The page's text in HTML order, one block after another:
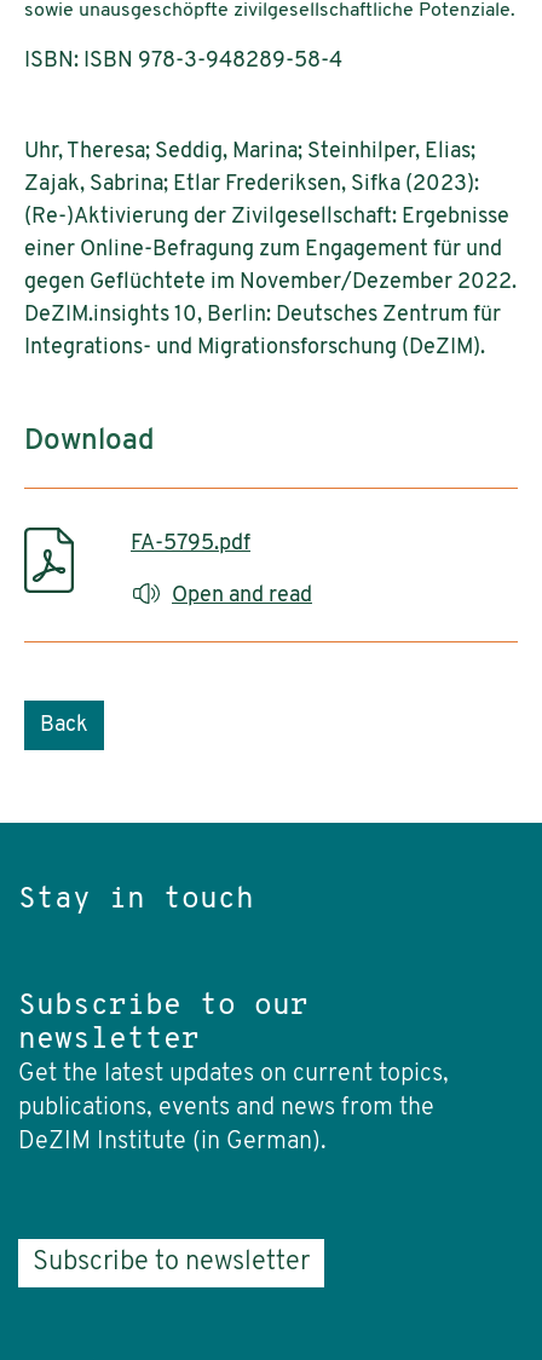
sowie unausgeschöpfte zivilgesellschaftliche Potenziale.
ISBN: ISBN 978-3-948289-58-4
Uhr, Theresa; Seddig, Marina; Steinhilper, Elias;
Zajak, Sabrina; Etlar Frederiksen, Sifka (2023):
(Re-)Aktivierung der Zivilgesellschaft: Ergebnisse
einer Online-Befragung zum Engagement für und
gegen Geflüchtete im November/Dezember 2022.
DeZIM.insights 10, Berlin: Deutsches Zentrum für
Integrations- und Migrationsforschung (DeZIM).
Download
FA-5795.pdf
Open and read
Back
Stay in touch
Subscribe to our
newsletter
Get the latest updates on current topics,
publications, events and news from the
DeZIM Institute (in German).
Subscribe to newsletter